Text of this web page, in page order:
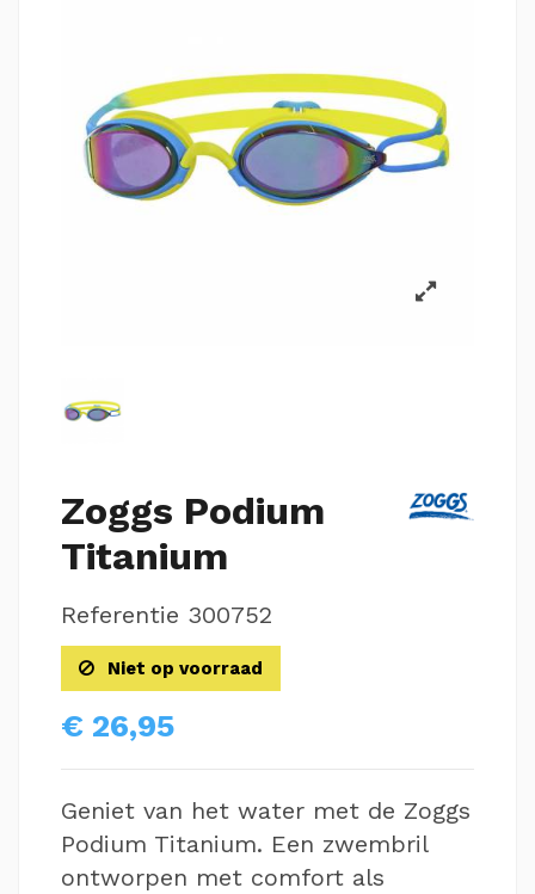
Zoggs Podium
Titanium
Referentie 300752
Niet op voorraad
€ 26,95
Geniet van het water met de Zoggs
Podium Titanium. Een zwembril
ontworpen met comfort als